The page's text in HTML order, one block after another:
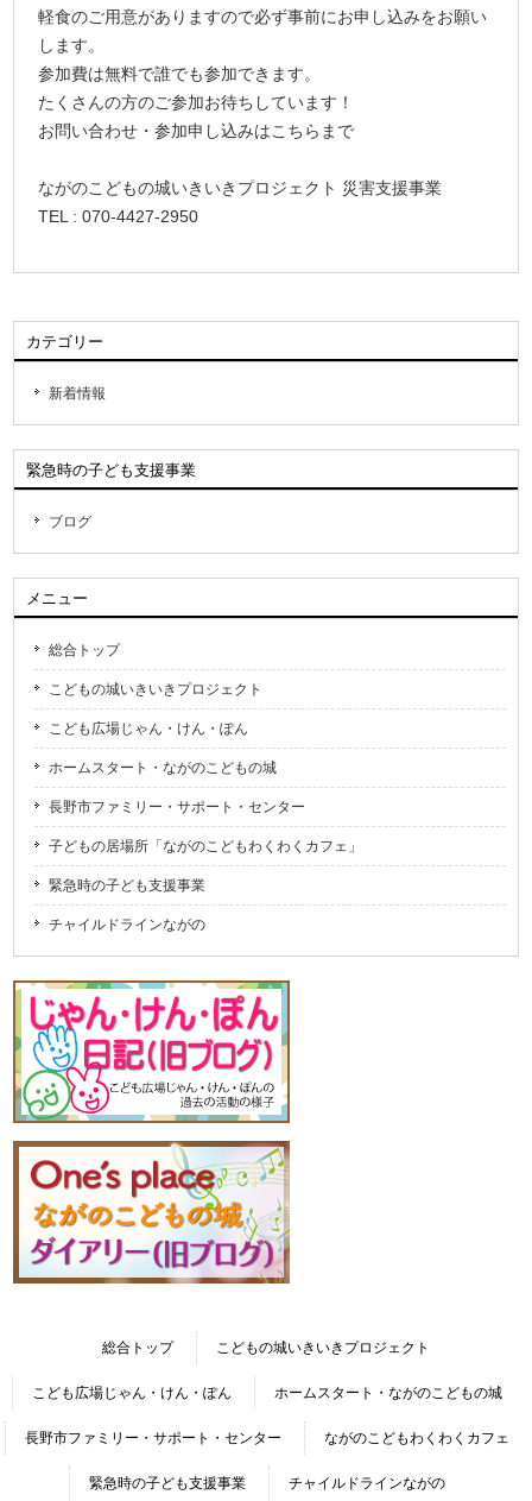
軽食のご用意がありますので必ず事前にお申し込みをお願い
します。
参加費は無料で誰でも参加できます。
たくさんの方のご参加お待ちしています！
お問い合わせ・参加申し込みはこちらまで
ながのこどもの城いきいきプロジェクト 災害支援事業
TEL : 070-4427-2950
カテゴリー
新着情報
緊急時の子ども支援事業
ブログ
メニュー
総合トップ
こどもの城いきいきプロジェクト
こども広場じゃん・けん・ぽん
ホームスタート・ながのこどもの城
長野市ファミリー・サポート・センター
子どもの居場所「ながのこどもわくわくカフェ」
緊急時の子ども支援事業
チャイルドラインながの
総合トップ こどもの城いきいきプロジェクト
こども広場じゃん・けん・ぽん ホームスタート・ながのこどもの城
長野市ファミリー・サポート・センター ながのこどもわくわくカフェ
緊急時の子ども支援事業 チャイルドラインながの